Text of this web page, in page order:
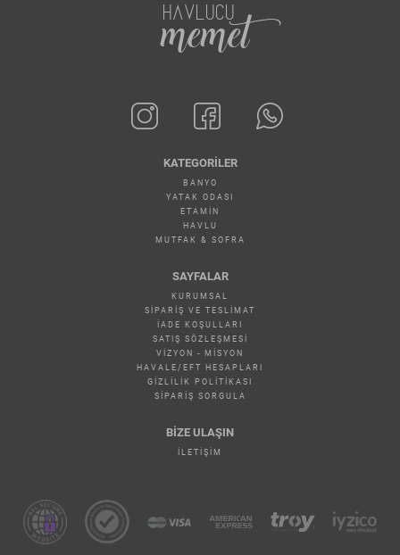
HAVLUCU
memet
KATEGORILER
BANYO
YATAK ODASI
ETAMİN
HAVLU
MUTFAK & SOFRA
SAYFALAR
KURUMSAL
SIPARIŞ VE TESLIMAT
İADE KOŞULLARI
SATIŞ SÖZLEŞMESI
VIZYON - MISYON
HAVALE/EFT HESAPLARI
GIZLILIK POLITIKASI
SIPARIŞ SORGULA
BİZE ULAŞIN
İLETIŞIM